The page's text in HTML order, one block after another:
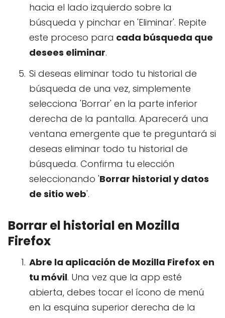
hacia el lado izquierdo sobre la
búsqueda y pinchar en 'Eliminar'. Repite
este proceso para cada búsqueda que
desees eliminar.
Si deseas eliminar todo tu historial de
búsqueda de una vez, simplemente
selecciona 'Borrar' en la parte inferior
derecha de la pantalla. Aparecerá una
ventana emergente que te preguntará si
deseas eliminar todo tu historial de
búsqueda. Confirma tu elección
seleccionando 'Borrar historial y datos
de sitio web'.
Borrar el historial en Mozilla
Firefox
Abre la aplicación de Mozilla Firefox en
tu móvil. Una vez que la app esté
abierta, debes tocar el ícono de menú
en la esquina superior derecha de la